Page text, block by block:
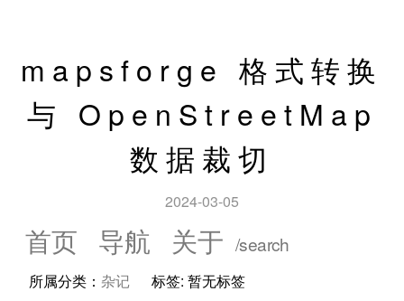
mapsforge 格式转换
与 OpenStreetMap
数据裁切
2024-03-05
首页 导航 关于
所属分类： 杂记标签: 暂无标签